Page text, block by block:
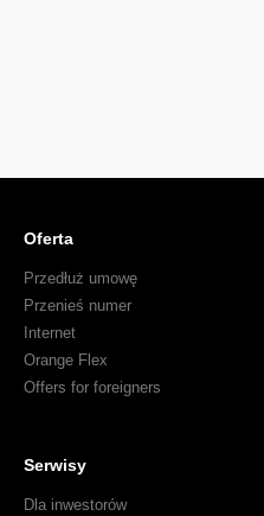
Oferta
Przedłuż umowę
Przenieś numer
Internet
Orange Flex
Offers for foreigners
Serwisy
Dla inwestorów